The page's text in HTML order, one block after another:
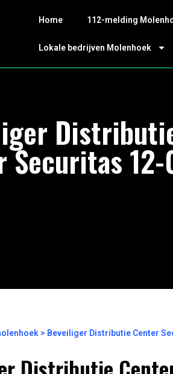
Home 112-melding
Lokale bedrijven Molenhoek
Securitas
Beveiliger Distributie Center